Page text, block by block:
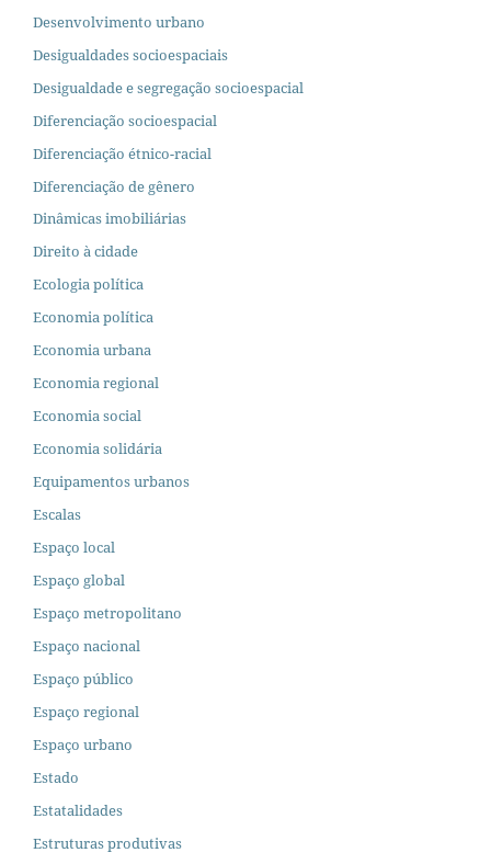
Desenvolvimento urbano
Desigualdades socioespaciais
Desigualdade e segregação socioespacial
Diferenciação socioespacial
Diferenciação étnico-racial
Diferenciação de gênero
Dinâmicas imobiliárias
Direito à cidade
Ecologia política
Economia política
Economia urbana
Economia regional
Economia social
Economia solidária
Equipamentos urbanos
Escalas
Espaço local
Espaço global
Espaço metropolitano
Espaço nacional
Espaço público
Espaço regional
Espaço urbano
Estado
Estatalidades
Estruturas produtivas